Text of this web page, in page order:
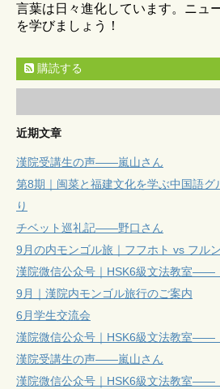
言葉は日々進化しています。ニュ
を学びましょう！
購読する
近期文章
漢院受講生の声——嵐山さん
第8期｜闽菜と福建文化を学ぶ中国語グ
り
チベット巡礼記——野口さん
9月の内モンゴル旅｜フフホト vs フル
漢院微信公众号｜HSK6級文法教室——
9月｜漢院内モンゴル旅行のご案内
6月学生交流会
漢院微信公众号｜HSK6級文法教室——
漢院受講生の声——嵐山さん
漢院微信公众号｜HSK6級文法教室——